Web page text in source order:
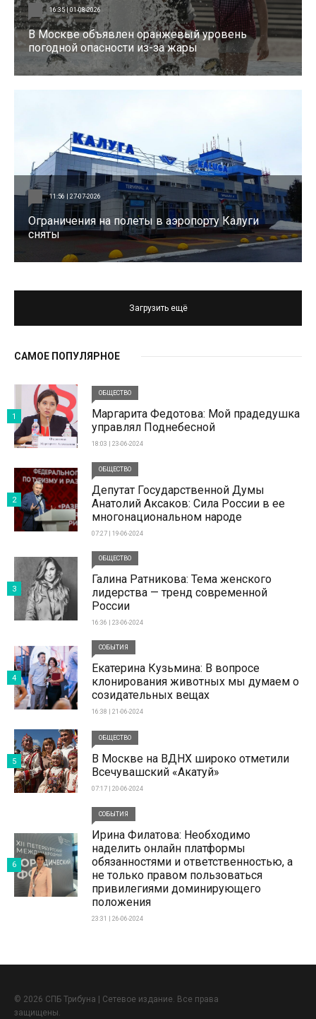
16:35 | 01-08-2026
В Москве объявлен оранжевый уровень
погодной опасности из-за жары
11:56 | 27-07-2026
Ограничения на полеты в аэропорту Калуги
сняты
Загрузить ещё
САМОЕ ПОПУЛЯРНОЕ
ОБЩЕСТВО
Маргарита Федотова: Мой прадедушка
управлял Поднебесной
18:03 | 23-06-2024
1
ОБЩЕСТВО
Депутат Государственной Думы
Анатолий Аксаков: Сила России в ее
многонациональном народе
07:27 | 19-06-2024
2
ОБЩЕСТВО
Галина Ратникова: Тема женского
лидерства — тренд современной
России
16:36 | 23-06-2024
3
СОБЫТИЯ
Екатерина Кузьмина: В вопросе
клонирования животных мы думаем о
созидательных вещах
16:38 | 21-06-2024
4
ОБЩЕСТВО
В Москве на ВДНХ широко отметили
Всечувашский «Акатуй»
07:17 | 20-06-2024
5
СОБЫТИЯ
Ирина Филатова: Необходимо
наделить онлайн платформы
обязанностями и ответственностью, а
не только правом пользоваться
привилегиями доминирующего
положения
23:31 | 26-06-2024
6
© 2026 СПБ Трибуна | Сетевое издание. Все права
защищены.